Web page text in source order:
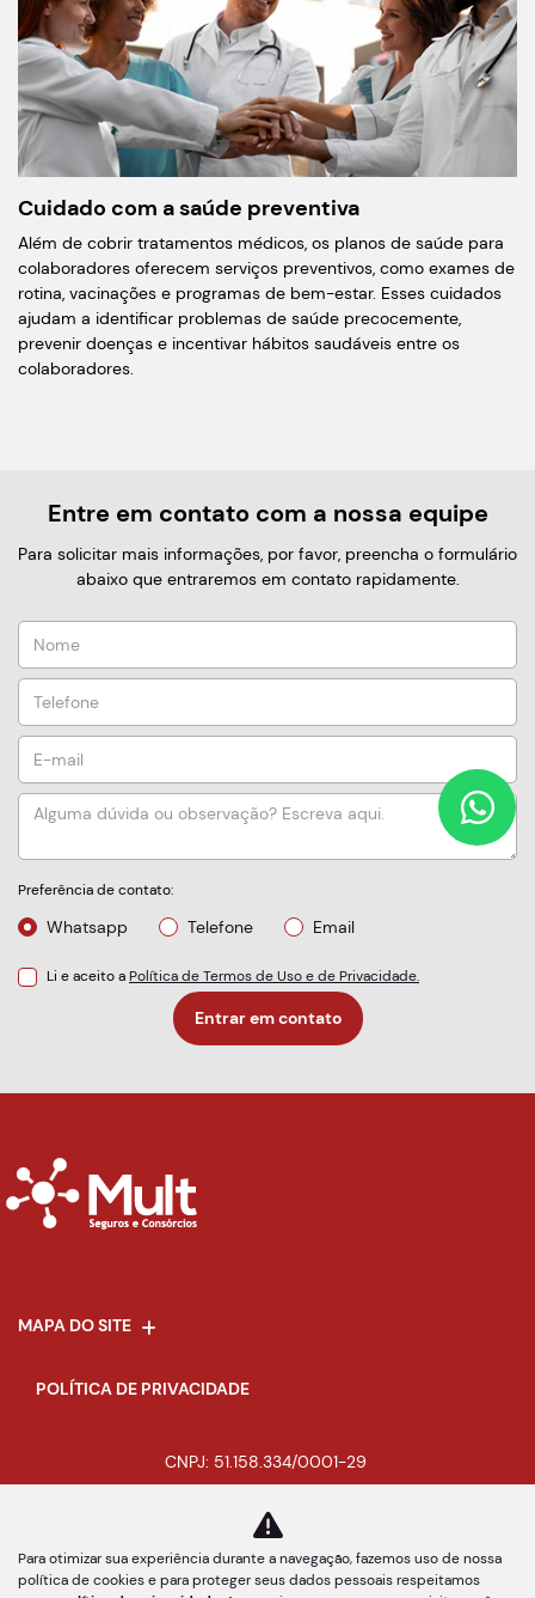
Cuidado com a saúde preventiva
Além de cobrir tratamentos médicos, os planos de saúde para
colaboradores oferecem serviços preventivos, como exames de
rotina, vacinações e programas de bem-estar. Esses cuidados
ajudam a identificar problemas de saúde precocemente,
prevenir doenças e incentivar hábitos saudáveis entre os
colaboradores.
Entre em contato com a nossa equipe
Para solicitar mais informações, por favor, preencha o formulário
abaixo que entraremos em contato rapidamente.
Preferência de contato:
Whatsapp Telefone Email
Li e aceito aPolítica de Termos de Uso e de Privacidade.
Entrar em contato
MAPA DO SITE
POLÍTICA DE PRIVACIDADE
CNPJ: 51.158.334/0001-29
Para otimizar sua experiência durante a navegação, fazemos uso de nossa
política de cookies e para proteger seus dados pessoais respeitamos